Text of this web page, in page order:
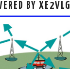
BY XE2VLG